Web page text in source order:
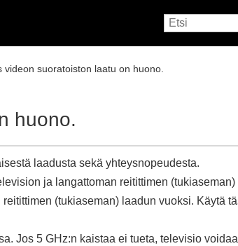
videon suoratoiston laatu on huono.
huono.
laadusta sekä yhteysnopeudesta.
ja langattoman reitittimen
(tukiaseman) laadun vuoksi. Käytä
Jos 5 GHz:n kaistaa ei tueta, televisio